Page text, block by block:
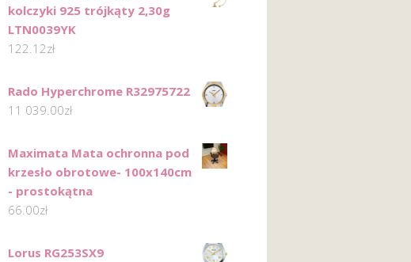
kolczyki 925 trójkąty 2,30g
LTN0039YK
122.12zł
Rado Hyperchrome R32975722
11 039.00zł
Maximata Mata ochronna pod
krzesło obrotowe- 100x140cm
- prostokątna
66.00zł
Lorus RG253SX9